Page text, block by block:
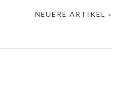
NEUERE ARTIKEL »